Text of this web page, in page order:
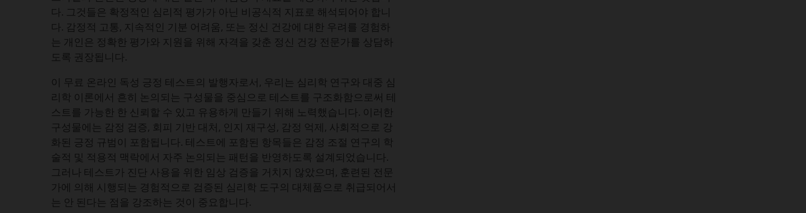
다. 그것들은 확정적인 심리적 평가가 아닌 비공식적 지표로 해석되어야 합니
다. 감정적 고통, 지속적인 기분 어려움, 또는 정신 건강에 대한 우려를 경험하
는 개인은 정확한 평가와 지원을 위해 자격을 갖춘 정신 건강 전문가를 상담하
도록 권장됩니다.
이 무료 온라인 독성 긍정 테스트의 발행자로서, 우리는 심리학 연구와 대중 심
리학 이론에서 흔히 논의되는 구성물을 중심으로 테스트를 구조화함으로써 테
스트를 가능한 한 신뢰할 수 있고 유용하게 만들기 위해 노력했습니다. 이러한
구성물에는 감정 검증, 회피 기반 대처, 인지 재구성, 감정 억제, 사회적으로 강
화된 긍정 규범이 포함됩니다. 테스트에 포함된 항목들은 감정 조절 연구의 학
술적 및 적용적 맥락에서 자주 논의되는 패턴을 반영하도록 설계되었습니다.
그러나 테스트가 진단 사용을 위한 임상 검증을 거치지 않았으며, 훈련된 전문
가에 의해 시행되는 경험적으로 검증된 심리학 도구의 대체품으로 취급되어서
는 안 된다는 점을 강조하는 것이 중요합니다.